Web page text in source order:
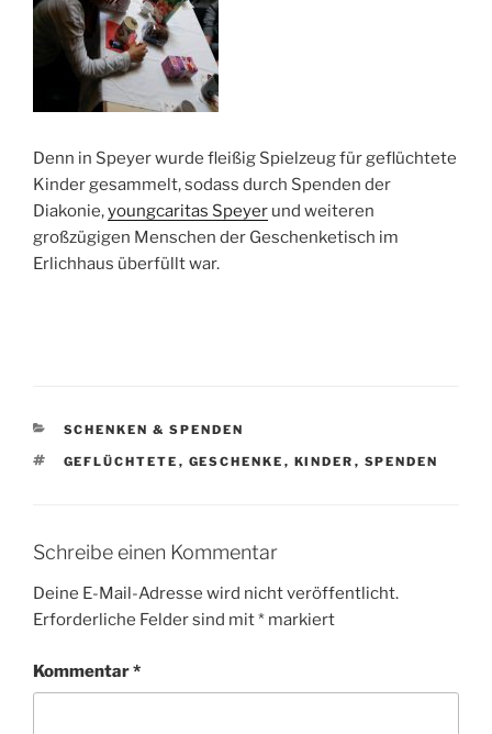
Denn in Speyer wurde fleißig Spielzeug für geflüchtete
Kinder gesammelt, sodass durch Spenden der
Diakonie,youngcaritas Speyer und weiteren
großzügigen Menschen der Geschenketisch im
Erlichhaus überfüllt war.
KATEGORIEN
SCHENKEN & SPENDEN
SCHLAGWÖRTER
GEFLÜCHTETE , GESCHENKE , KINDER , SPENDEN
Schreibe einen Kommentar
Deine E-Mail-Adresse wird nicht veröffentlicht.
Erforderliche Felder sind mit* markiert
Kommentar*